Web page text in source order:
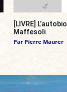
[LIVRE]
Maffesoli
Par Pierre Maurer